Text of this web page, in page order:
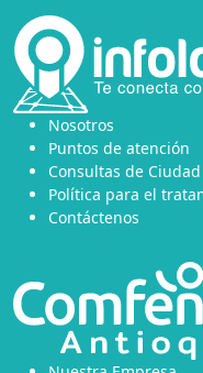
Nosotros
Puntos de atención
Consultas de Ciudad
Política para el
Contáctenos